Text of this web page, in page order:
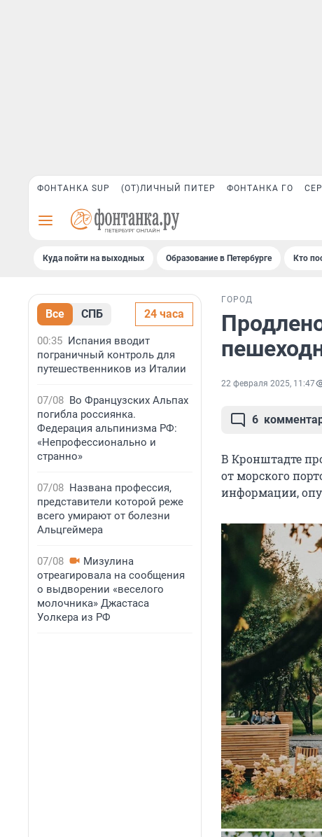
ФОНТАНКА SUP (ОТ)ЛИЧНЫЙ ПИТЕР ФОНТАНКА ГО
Куда пойти на выходных Образование в Петербурге Кто
Все СПБ 24 часа
00:35 Испания вводит
пограничный контроль для
путешественников из Италии
07/08 Во Французских Альпах
погибла россиянка.
Федерация альпинизма РФ:
«Непрофессионально и
странно»
07/08 Названа профессия,
представители которой реже
всего умирают от болезни
Альцгеймера
07/08
Мизулина
отреагировала на сообщения
о выдворении «веселого
молочника» Джастаса
Уолкера из РФ
ГОРОД
22 февраля 2025, 11:47
6
В Кронштадте
от морского
информации,